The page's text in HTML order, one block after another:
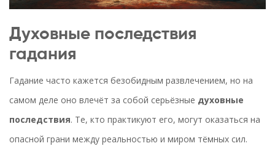
Духовные последствия
гадания
Гадание часто кажется безобидным развлечением, но на
самом деле оно влечёт за собой серьёзные духовные
последствия. Те, кто практикуют его, могут оказаться на
опасной грани между реальностью и миром тёмных сил.